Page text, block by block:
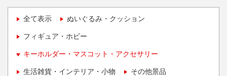
全て表示 ぬいぐるみ・クッション
フィギュア・ホビー
キーホルダー・マスコット・アクセサリー
生活雑貨・インテリア・小物 その他景品